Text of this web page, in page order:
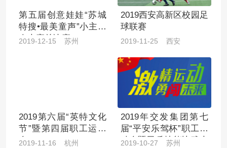
第五届创意娃娃“苏城
特搜•最美童声”小主持
人大赛总决赛
2019-12-15 苏州
2019西安高新区校园足
球联赛
2019-11-25 西安
2019第六届“英特文化
节”暨第四届职工运动
会
2019-11-16 杭州
2019年交发集团第七
届“平安乐驾杯”职工运
动会暨民兵技能比武大
2019-10-27 苏州